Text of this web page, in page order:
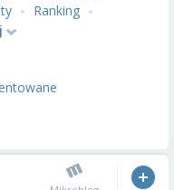
Ranking